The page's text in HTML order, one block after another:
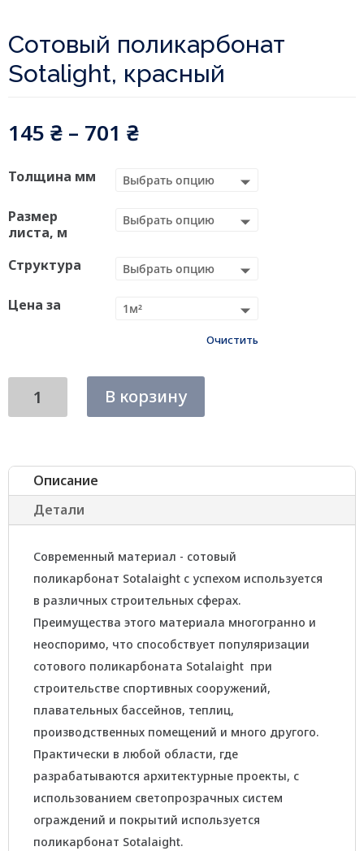
Сотовый поликарбонат
Sotalight, красный
145 ₴ – 701 ₴
Толщина мм
Размер
листа, м
Структура
Цена за
Очистить
Сотовый
красный
В корзину
Описание
Детали
Современный материал - сотовый
поликарбонат Sotalaight с успехом используется
в различных строительных сферах.
Преимущества этого материала многогранно и
неоспоримо, что способствует популяризации
сотового поликарбоната Sotalaight при
строительстве спортивных сооружений,
плавательных бассейнов, теплиц,
производственных помещений и много другого.
Практически в любой области, где
разрабатываются архитектурные проекты, с
использованием светопрозрачных систем
ограждений и покрытий используется
поликарбонат Sotalaight.